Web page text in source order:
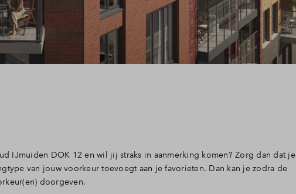
IJmuiden DOK 12 en wil jij straks in aanmerking komen? Zorg dan dat je
van jouw voorkeur toevoegt aan je favorieten. Dan kan je zodra de
doorgeven.